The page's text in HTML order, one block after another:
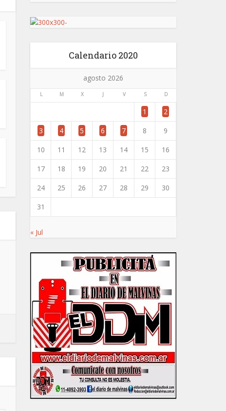
Calendario 2020
agosto 2026
L M X J V S D
1 2
3 4 5 6 7 8 9
10 11 12 13 14 15 16
17 18 19 20 21 22 23
24 25 26 27 28 29 30
31
« Jul